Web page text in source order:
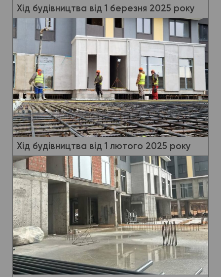
Хід будівництва від 1 березня 2025 року
Хід будівництва від 1 лютого 2025 року